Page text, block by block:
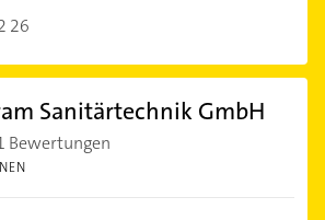
26
Sanitärtechnik GmbH
Bewertungen